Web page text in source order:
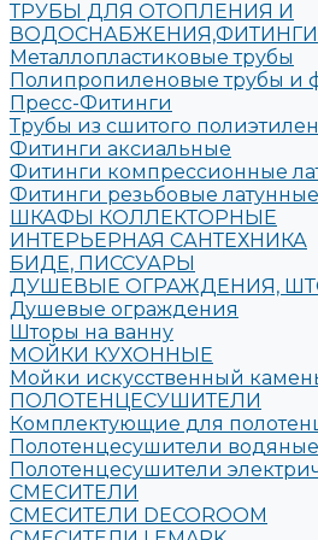
ТРУБЫ ДЛЯ ОТОПЛЕНИЯ И
ВОДОСНАБЖЕНИЯ,ФИТИНГИ
Металлопластиковые трубы
Полипропиленовые трубы и
Пресс-Фитинги
Трубы из сшитого
Фитинги аксиальные
Фитинги компрессионные
Фитинги резьбовые латунные
ШКАФЫ КОЛЛЕКТОРНЫЕ
ИНТЕРЬЕРНАЯ САНТЕХНИКА
БИДЕ, ПИССУАРЫ
ДУШЕВЫЕ ОГРАЖДЕНИЯ,
Душевые ограждения
Шторы на ванну
МОЙКИ КУХОННЫЕ
Мойки искусственный
ПОЛОТЕНЦЕСУШИТЕЛИ
Комплектующие для
Полотенцесушители водяные
Полотенцесушители
СМЕСИТЕЛИ
СМЕСИТЕЛИ DECOROOM